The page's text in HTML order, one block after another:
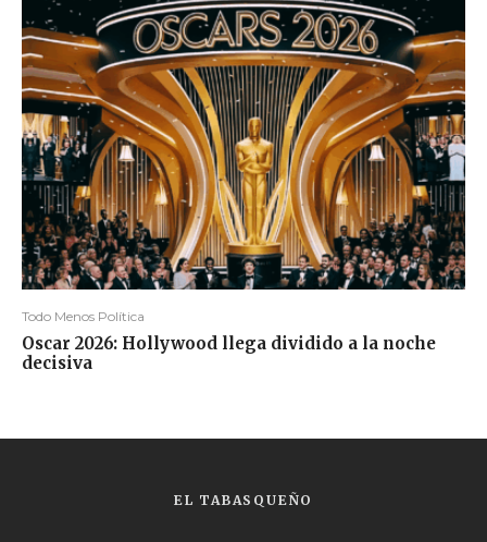
Todo Menos Política
Oscar 2026: Hollywood llega dividido a la noche
decisiva
EL TABASQUEÑO